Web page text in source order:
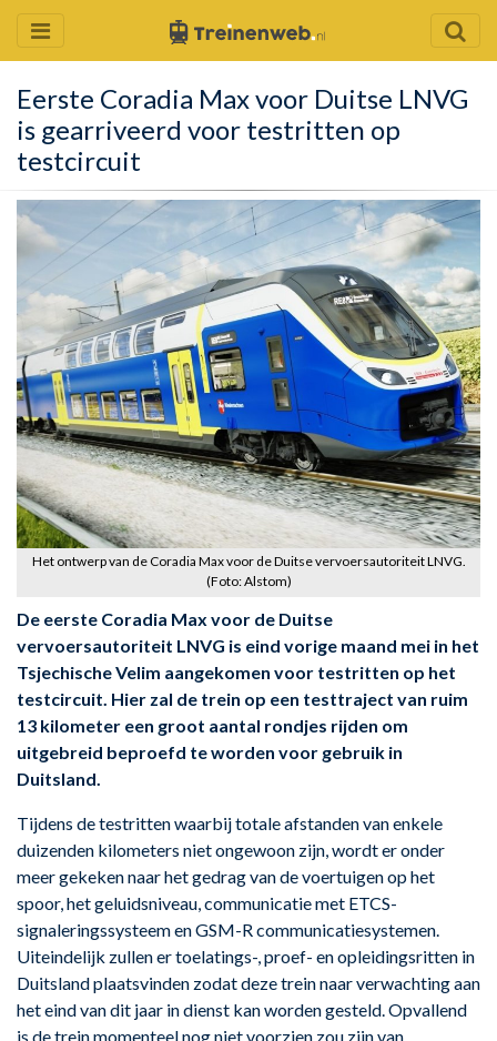
Eerste Coradia Max voor Duitse LNVG
is gearriveerd voor testritten op
testcircuit
Het ontwerp van de Coradia Max voor de Duitse vervoersautoriteit LNVG.
(Foto: Alstom)
De eerste Coradia Max voor de Duitse
vervoersautoriteit LNVG is eind vorige maand mei in het
Tsjechische Velim aangekomen voor testritten op het
testcircuit. Hier zal de trein op een testtraject van ruim
13 kilometer een groot aantal rondjes rijden om
uitgebreid beproefd te worden voor gebruik in
Duitsland.
Tijdens de testritten waarbij totale afstanden van enkele
duizenden kilometers niet ongewoon zijn, wordt er onder
meer gekeken naar het gedrag van de voertuigen op het
spoor, het geluidsniveau, communicatie met ETCS-
signaleringssysteem en GSM-R communicatiesystemen.
Uiteindelijk zullen er toelatings-, proef- en opleidingsritten in
Duitsland plaatsvinden zodat deze trein naar verwachting aan
het eind van dit jaar in dienst kan worden gesteld. Opvallend
is de trein momenteel nog niet voorzien zou zijn van